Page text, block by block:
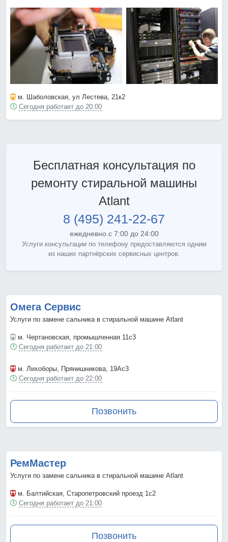
м. Шаболовская, ул Лестева, 21к2
Сегодня работает до 20:00
Бесплатная консультация по
ремонту стиральной машины
Atlant
8 (495) 241-22-67
ежедневно с 7:00 до 24:00
Услуги консультации по телефону предоставляются одним
из наших партнёрских сервисных центров.
Омега Сервис
Услуги по замене сальника в стиральной машине Atlant
м. Чертановская, промышленная 11с3
Сегодня работает до 21:00
м. Лихоборы, Прянишникова, 19Ас3
Сегодня работает до 22:00
Позвонить
РемМастер
Услуги по замене сальника в стиральной машине Atlant
м. Балтийская, Старопетровский проезд 1с2
Сегодня работает до 21:00
Позвонить